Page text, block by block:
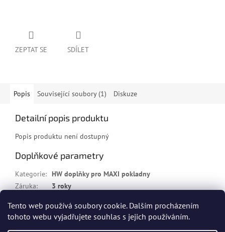
Tento web používá soubory cookie. Dalším procházením
tohoto webu vyjadřujete souhlas s jejich používáním.
ZEPTAT SE SDÍLET
Popis Související soubory (1) Diskuze
Detailní popis produktu
Popis produktu není dostupný
Doplňkové parametry
Kategorie: HW doplňky pro MAXI pokladny
Záruka: 3 roky